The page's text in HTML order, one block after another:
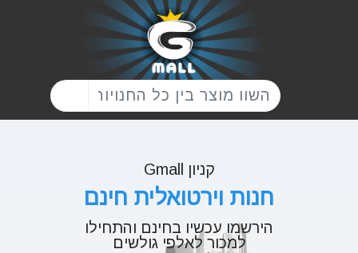
קניון Gmall
חנות וירטואלית חינם
הירשמו עכשיו בחינם והתחילו
למכור לאלפי גולשים